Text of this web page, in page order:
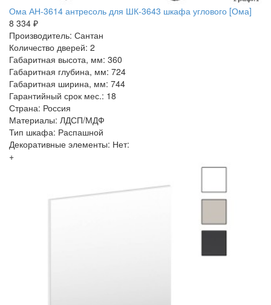
Ома АН-3614 антресоль для ШК-3643 шкафа углового [Ома]
8 334 ₽
Производитель: Сантан
Количество дверей: 2
Габаритная высота, мм: 360
Габаритная глубина, мм: 724
Габаритная ширина, мм: 744
Гарантийный срок мес.: 18
Страна: Россия
Материалы: ЛДСП/МДФ
Тип шкафа: Распашной
Декоративные элементы: Нет:
+